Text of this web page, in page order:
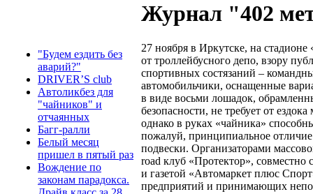
"Будем ездить без
аварий?"
DRIVER’S club
Автоликбез для
"чайников" и
отчаянных
Багг-ралли
Белый месяц
пришел в пятый раз
Вождение по
законам парадокса.
Журнал "402
27 ноября в Иркутске, на
от троллейбусного депо, взору
спортивных состязаний –
автомобильчики, оснащенные
в виде восьми лошадок,
безопасности, не требует от
однако в руках «чайника»
пожалуй, принципиальное отличие
подвески. Организаторами
road клуб «Протектор», совместно
и газетой «Автомаркет плюс
предприятий и принимающих